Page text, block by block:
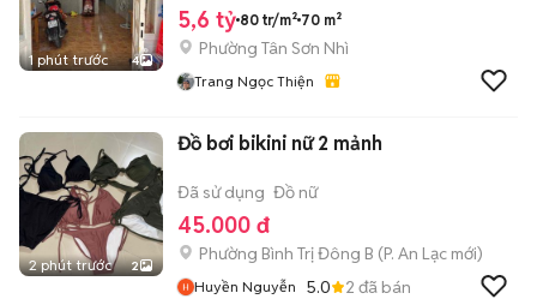
1 phút trước 4
5,6 tỷ 80 tr/m² 70 m²
Phường Tân Sơn Nhì
Trang Ngọc Thiện
2 phút trước 2
Đồ bơi bikini nữ 2 mảnh
Đã sử dụng Đồ nữ
45.000 đ
Phường Bình Trị Đông B (P. An Lạc mới)
Huyền Nguyễn 5.0 2 đã bán